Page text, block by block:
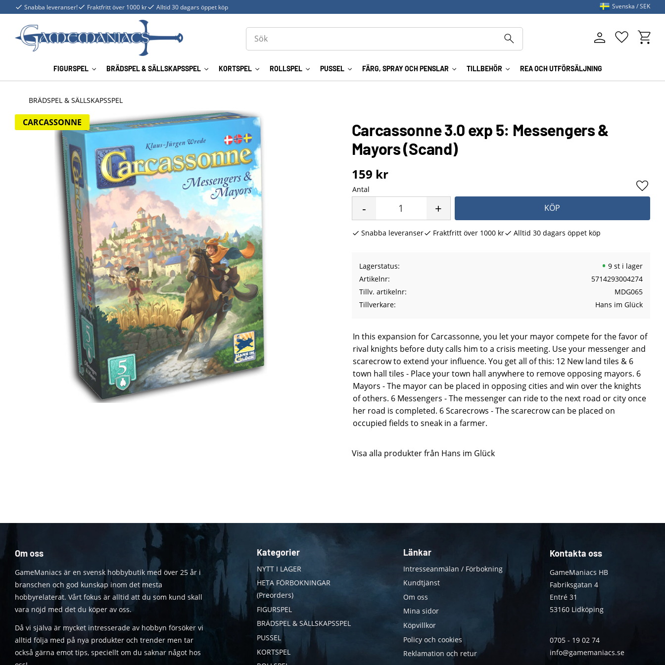
Snabba leveranser! Fraktfritt över 1000 kr Alltid 30 dagars öppet köp
FIGURSPEL BRÄDSPEL & SÄLLSKAPSSPEL KORTSPEL ROLLSPEL PUSSEL FÄRG, SPRAY OCH PENSLAR TILLBEHÖR REA OCH UTFÖRSÄLJNING
Favoriter
Svenska SEK
BRÄDSPEL & SÄLLSKAPSSPEL
CARCASSONNE
Carcassonne 3.0 exp 5: Messengers &
Mayors (Scand)
159 kr
Antal
+
- KÖP
Lägg
Snabba leveranser Fraktfritt över 1000 kr Alltid 30 dagars öppet köp
Lagerstatus
9 st i lager
Artikelnr
5714293004274
Tillv. artikelnr
MDG065
Tillverkare
Hans im Glück
In this expansion for Carcassonne, you let your mayor compete for the favor of
rival knights before duty calls him to a crisis meeting. Use your messenger and
scarecrow to extend your influence. You get all of this: 12 New land tiles & 6
town hall tiles - Place your town hall anywhere to remove opposing mayors. 6
Mayors - The mayor can be placed in opposing cities and win over the knights
of others. 6 Messengers - The messenger can ride to the next road or city once
her road is completed. 6 Scarecrows - The scarecrow can be placed on
occupied fields to sneak in a farmer.
Visa alla produkter från Hans im Glück
Om oss
GameManiacs är en svensk hobbybutik med över 25 år i
branschen och god kunskap inom det mesta
hobbyrelaterat. Vårt fokus är alltid att du som kund skall
vara nöjd med det du köper av oss.
Då vi själva är mycket intresserade av hobbyn försöker vi
alltid följa med på nya produkter och trender men tar
också gärna emot tips, speciellt om du saknar något hos
Kategorier
NYTT I LAGER
HETA FÖRBOKNINGAR
(Preorders)
FIGURSPEL
BRÄDSPEL & SÄLLSKAPSSPEL
PUSSEL
KORTSPEL
Länkar
Intresseanmälan / Förbokning
Kundtjänst
Om oss
Mina sidor
Köpvillkor
Policy och cookies
Reklamation och retur
Kontakta oss
GameManiacs HB
Fabriksgatan 4
Entré 31
53160 Lidköping
0705 - 19 02 74
info@gamemaniacs.se